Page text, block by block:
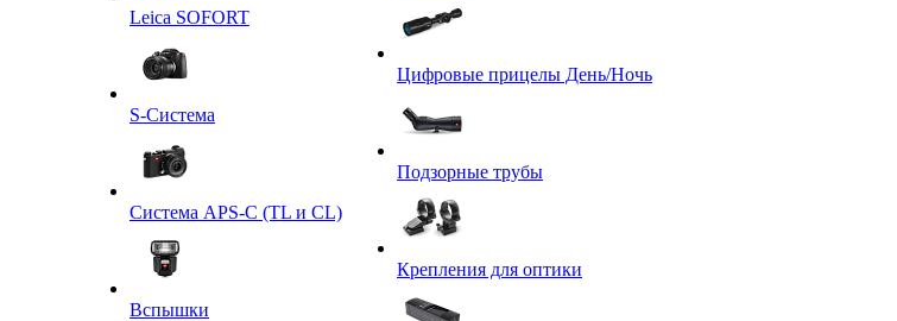
Leica SOFORT
S-Система
Система APS-C (TL и CL)
Вспышки
Цифровые прицелы День/Ночь
Подзорные трубы
Крепления для оптики